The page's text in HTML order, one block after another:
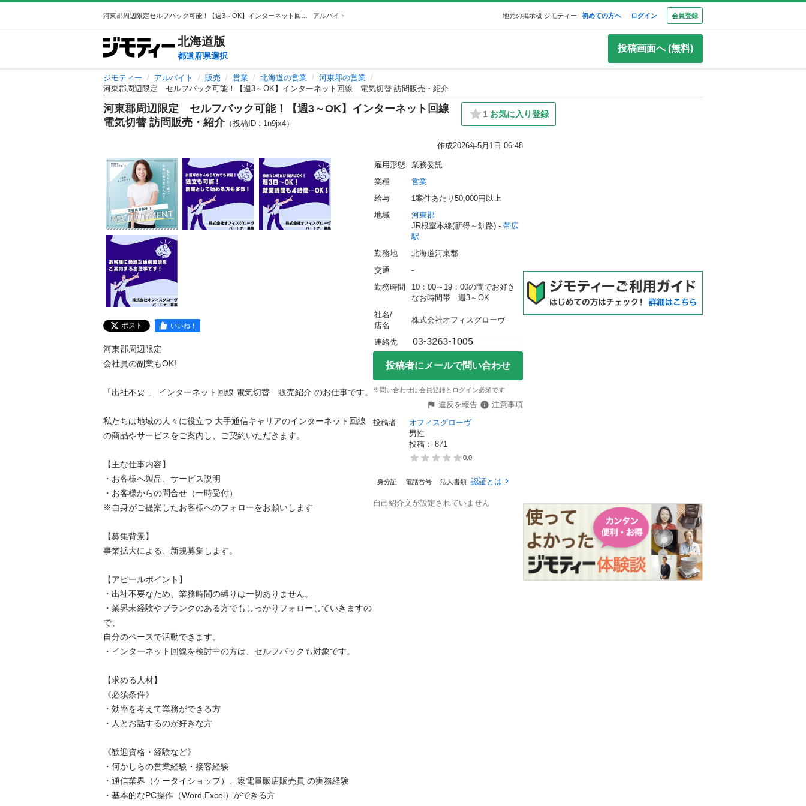
アルバイト 地元の掲示板 ジモティー 初めての方へ ログイン 会員登録
北海道版
都道府県選択
投稿画面へ (無料)
ジモティー アルバイト 販売 営業 北海道の営業
河東郡の営業
河東郡周辺限定 セルフバック可能！【週3～OK】インターネット回線 電気切替 訪問販売・紹介
河東郡周辺限定 セルフバック可能！【週3～OK】インターネット回線
電気切替 訪問販売・紹介（投稿ID : 1n9jx4）
1 お気に入り登録
作成2026年5月1日 06:48
ポスト いいね！
河東郡周辺限定
会社員の副業もOK!
「出社不要 」 インターネット回線 電気切替　販売紹介 のお仕事です。
私たちは地域の人々に役立つ 大手通信キャリアのインターネット回線
の商品やサービスをご案内し、ご契約いただきます。
【主な仕事内容】
・お客様へ製品、サービス説明
・お客様からの問合せ（一時受付）
※自身がご提案したお客様へのフォローをお願いします
【募集背景】
事業拡大による、新規募集します。
【アピールポイント】
・出社不要なため、業務時間の縛りは一切ありません。
・業界未経験やブランクのある方でもしっかりフォローしていきますの
で、
自分のペースで活動できます。
・インターネット回線を検討中の方は、セルフバックも対象です。
【求める人材】
《必須条件》
・効率を考えて業務ができる方
・人とお話するのが好きな方
《歓迎資格・経験など》
・何かしらの営業経験・接客経験
・通信業界（ケータイショップ）、家電量販店販売員 の実務経験
・基本的なPC操作（Word,Excel）ができる方
雇用形態
業務委託
業種
営業
給与
1案件あたり50,000円以上
地域
河東郡
JR根室本線(新得～釧路) - 帯広
駅
勤務地
北海道河東郡
交通
-
勤務時間
10：00～19：00の間でお好き
なお時間帯　週3～OK
社名/
店名
株式会社オフィスグローヴ
連絡先
投稿者にメールで問い合わせ
※問い合わせは会員登録とログイン必須です
違反を報告
注意事項
投稿者
オフィスグローヴ
男性
投稿： 871
0.0
身分証 電話番号 法人書類 認証とは
自己紹介文が設定されていません